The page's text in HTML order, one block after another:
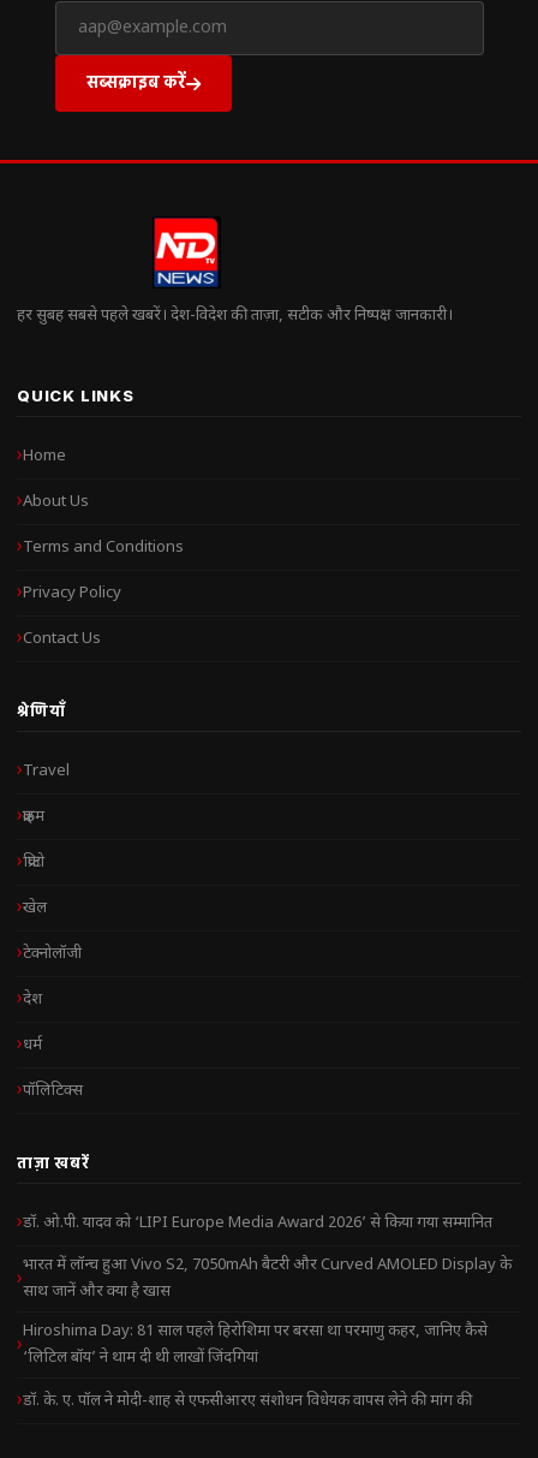
सब्सक्राइब करें
हर सुबह सबसे पहले खबरें। देश-विदेश की ताज़ा, सटीक और निष्पक्ष जानकारी।
QUICK LINKS
Home
About Us
Terms and Conditions
Privacy Policy
Contact Us
श्रेणियाँ
Travel
क्राइम
क्रिप्टो
खेल
टेक्नोलॉजी
देश
धर्म
पॉलिटिक्स
ताज़ा खबरें
डॉ. ओ.पी. यादव को ‘LIPI Europe Media Award 2026’ से किया गया सम्मानित
भारत में लॉन्च हुआ Vivo S2, 7050mAh बैटरी और Curved AMOLED Display के
साथ जानें और क्या है खास
Hiroshima Day: 81 साल पहले हिरोशिमा पर बरसा था परमाणु कहर, जानिए कैसे
‘लिटिल बॉय’ ने थाम दी थी लाखों जिंदगियां
डॉ. के. ए. पॉल ने मोदी-शाह से एफसीआरए संशोधन विधेयक वापस लेने की मांग की